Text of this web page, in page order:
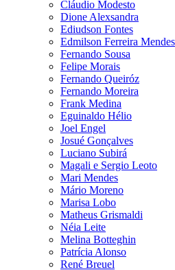
Cláudio Modesto
Dione Alexsandra
Ediudson Fontes
Edmilson Ferreira Mendes
Fernando Sousa
Felipe Morais
Fernando Queiróz
Fernando Moreira
Frank Medina
Eguinaldo Hélio
Joel Engel
Josué Gonçalves
Luciano Subirá
Magali e Sergio Leoto
Mari Mendes
Mário Moreno
Marisa Lobo
Matheus Grismaldi
Néia Leite
Melina Botteghin
Patrícia Alonso
René Breuel